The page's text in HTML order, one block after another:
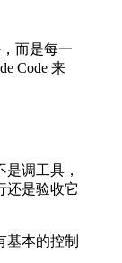
而是每一
Code 来
调工具，
还是验收它
基本的控制